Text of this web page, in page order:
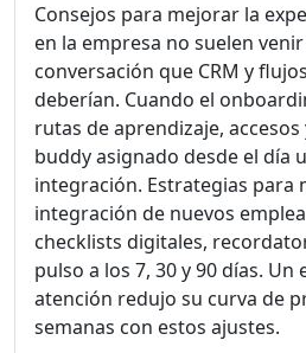
Consejos para mejorar la
en la empresa no suelen
conversación que CRM y
deberían. Cuando el
rutas de aprendizaje,
buddy asignado desde el día
integración. Estrategias para
integración de nuevos
checklists digitales,
pulso a los 7, 30 y 90 días.
atención redujo su curva de
semanas con estos ajustes.